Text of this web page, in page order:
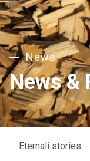
News
News &
Eternali stories